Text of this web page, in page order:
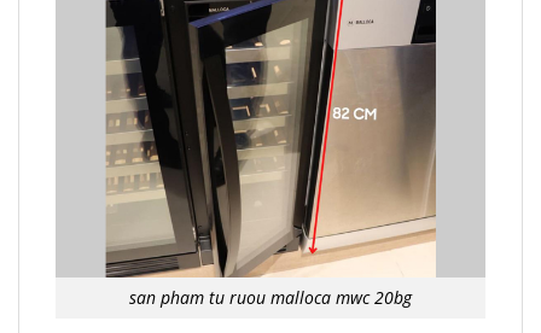
san pham tu ruou malloca mwc 20bg